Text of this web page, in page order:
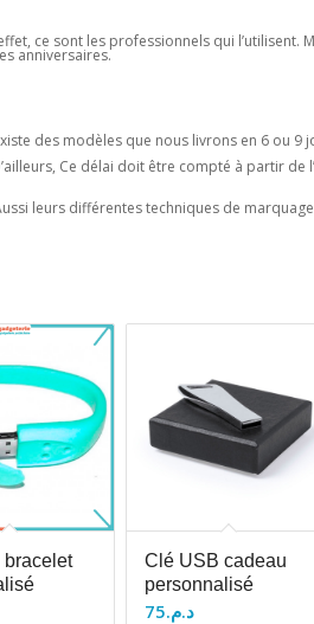
ce sont les professionnels qui l’utilisent.
anniversaires.
des modèles que nous livrons en 6 ou 9
Ce délai doit être compté à partir de
leurs différentes techniques de
Clé USB cadeau
personnalisé
د.م.75